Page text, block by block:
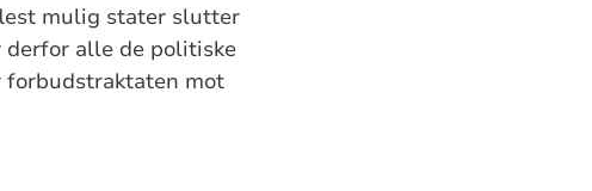
mulig stater slutter
alle de politiske
forbudstraktaten mot